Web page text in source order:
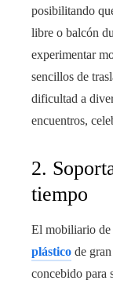
posibilitando
libre o balcón
experimentar
sencillos de
dificultad a
encuentros,
2.
tiempo
El mobiliario de
plástico de
concebido para